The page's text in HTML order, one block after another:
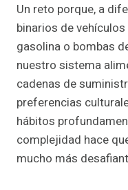
Un reto porque, a
binarios de
gasolina o bombas
nuestro sistema
cadenas de
preferencias
hábitos
complejidad hace
mucho más